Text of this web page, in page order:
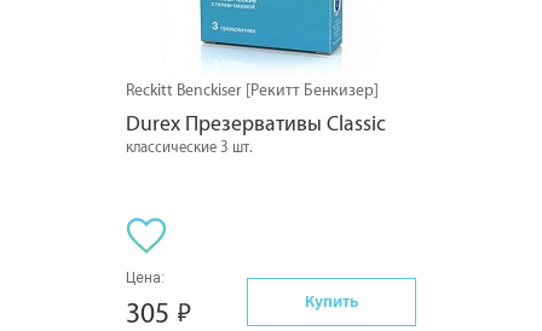
Reckitt Benckiser [Рекитт Бенкизер]
Durex Презервативы Classic
классические 3 шт.
Цена:
305 Купить